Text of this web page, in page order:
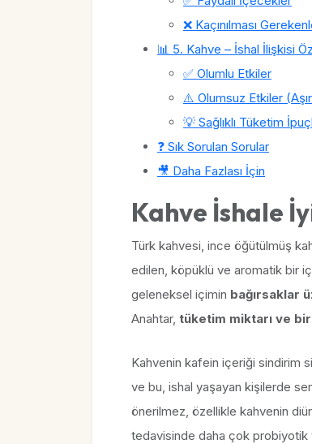
❌ Kaçınılması
📊 5. Kahve – İshal İlişkisi
✅ Olumlu Etkiler
⚠️ Olumsuz Etkiler
💡 Sağlıklı Tüketim
❓ Sık Sorulan Sorular
🎥 Daha Fazlası İçin
Kahve İshale
Türk kahvesi, ince öğütülmüş
edilen, köpüklü ve aromatik bir
geleneksel içimin bağırsaklar
Anahtar, tüketim miktarı ve
Kahvenin kafein içeriği sindirim
ve bu, ishal yaşayan kişilerde
önerilmez, özellikle kahvenin
tedavisinde daha çok probiyotik